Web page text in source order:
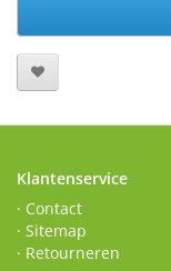
Klantenservice
· Contact
· Sitemap
· Retourneren